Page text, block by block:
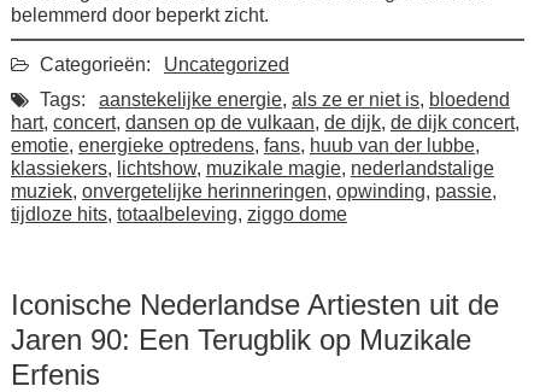
belemmerd door beperkt zicht.
Categorieën:
Uncategorized
Tags:
aanstekelijke energie, als ze er niet is, bloedend
hart, concert, dansen op de vulkaan, de dijk, de dijk concert,
emotie, energieke optredens, fans, huub van der lubbe,
klassiekers, lichtshow, muzikale magie, nederlandstalige
muziek, onvergetelijke herinneringen, opwinding, passie,
tijdloze hits, totaalbeleving, ziggo dome
Iconische Nederlandse Artiesten uit de
Jaren 90: Een Terugblik op Muzikale
Erfenis